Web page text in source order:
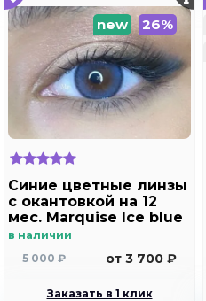
new 26%
Синие цветные линзы
c окантовкой на 12
мес. Marquise Ice blue
в наличии
5 000 ₽
от 3 700 ₽
Заказать в 1 клик